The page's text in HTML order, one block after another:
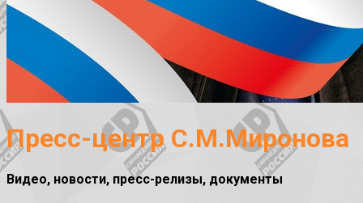
Пресс-центр С.М.Миронова
Видео, новости, пресс-релизы, документы